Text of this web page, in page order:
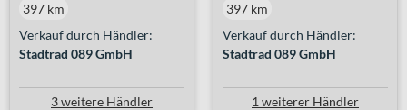
Verkauf durch Händler:
Stadtrad 089 GmbH
397 km
3 weitere Händler
Verkauf durch Händler:
Stadtrad 089 GmbH
397 km
1 weiterer Händler